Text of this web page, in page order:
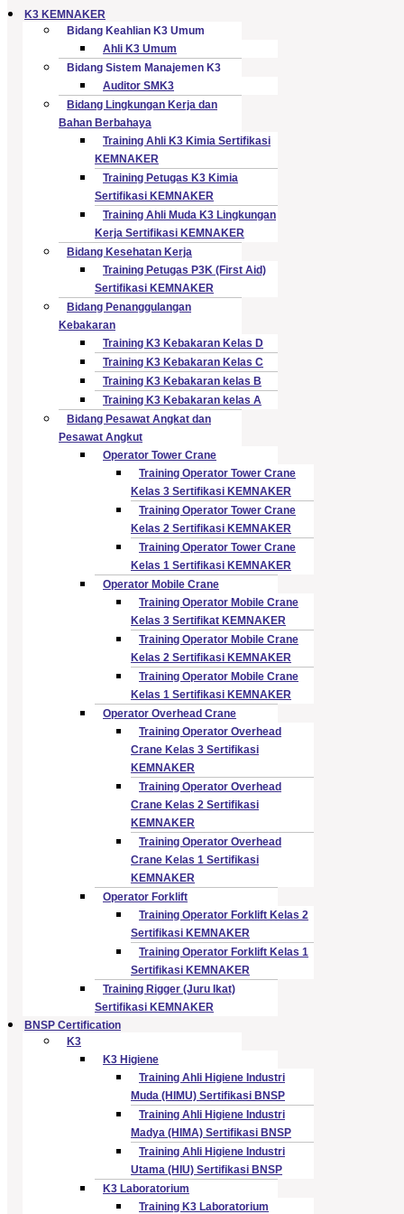
K3 KEMNAKER
Bidang Keahlian K3 Umum
Ahli K3 Umum
Bidang Sistem Manajemen K3
Auditor SMK3
Bidang Lingkungan Kerja dan
Bahan Berbahaya
Training Ahli K3 Kimia Sertifikasi
KEMNAKER
Training Petugas K3 Kimia
Sertifikasi KEMNAKER
Training Ahli Muda K3 Lingkungan
Kerja Sertifikasi KEMNAKER
Bidang Kesehatan Kerja
Training Petugas P3K (First Aid)
Sertifikasi KEMNAKER
Bidang Penanggulangan
Kebakaran
Training K3 Kebakaran Kelas D
Training K3 Kebakaran Kelas C
Training K3 Kebakaran kelas B
Training K3 Kebakaran kelas A
Bidang Pesawat Angkat dan
Pesawat Angkut
Operator Tower Crane
Training Operator Tower Crane
Kelas 3 Sertifikasi KEMNAKER
Training Operator Tower Crane
Kelas 2 Sertifikasi KEMNAKER
Training Operator Tower Crane
Kelas 1 Sertifikasi KEMNAKER
Operator Mobile Crane
Training Operator Mobile Crane
Kelas 3 Sertifikat KEMNAKER
Training Operator Mobile Crane
Kelas 2 Sertifikasi KEMNAKER
Training Operator Mobile Crane
Kelas 1 Sertifikasi KEMNAKER
Operator Overhead Crane
Training Operator Overhead
Crane Kelas 3 Sertifikasi
KEMNAKER
Training Operator Overhead
Crane Kelas 2 Sertifikasi
KEMNAKER
Training Operator Overhead
Crane Kelas 1 Sertifikasi
KEMNAKER
Operator Forklift
Training Operator Forklift Kelas 2
Sertifikasi KEMNAKER
Training Operator Forklift Kelas 1
Sertifikasi KEMNAKER
Training Rigger (Juru Ikat)
Sertifikasi KEMNAKER
BNSP Certification
K3
K3 Higiene
Training Ahli Higiene Industri
Muda (HIMU) Sertifikasi BNSP
Training Ahli Higiene Industri
Madya (HIMA) Sertifikasi BNSP
Training Ahli Higiene Industri
Utama (HIU) Sertifikasi BNSP
K3 Laboratorium
Training K3 Laboratorium